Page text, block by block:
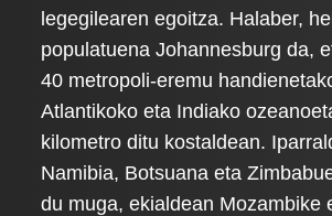
legegilearen egoitza. Halaber,
populatuena Johannesburg da,
40 metropoli-eremu
Atlantikoko eta Indiako
kilometro ditu kostaldean.
Namibia, Botsuana eta
du muga, ekialdean Mozambike